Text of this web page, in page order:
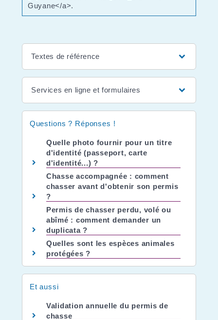
Guyane</a>.
Textes de référence
Services en ligne et formulaires
Questions ? Réponses !
Quelle photo fournir pour un titre
d'identité (passeport, carte
d'identité...) ?
Chasse accompagnée : comment
chasser avant d'obtenir son permis
?
Permis de chasser perdu, volé ou
abîmé : comment demander un
duplicata ?
Quelles sont les espèces animales
protégées ?
Et aussi
Validation annuelle du permis de
chasse